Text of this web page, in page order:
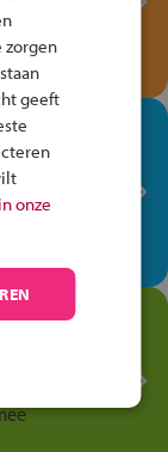
je op je
talent
elke dag
zorgen
geeft
onze